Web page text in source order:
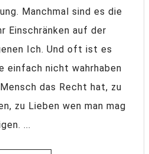
Manchmal sind es die
Einschränken auf der
Ich. Und oft ist es
einfach nicht wahrhaben
das Recht hat, zu
zu Lieben wen man mag
...